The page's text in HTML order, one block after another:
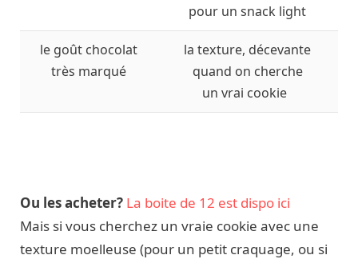
pour un snack light
le goût chocolat
très marqué
la texture, décevante
quand on cherche
un vrai cookie
Ou les acheter? La boite de 12 est dispo ici
Mais si vous cherchez un vraie cookie avec une
texture moelleuse (pour un petit craquage, ou si